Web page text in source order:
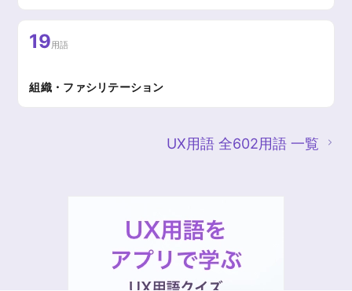
19用語
組織・ファシリテーション
UX用語 全602用語 一覧